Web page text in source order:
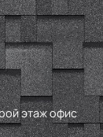
этаж офис